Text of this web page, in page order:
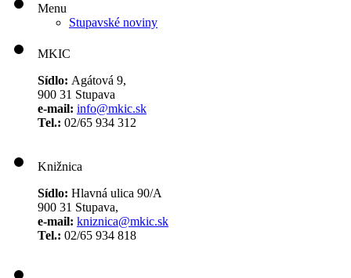
Menu
Stupavské noviny
MKIC
Sídlo: Agátová 9,
900 31 Stupava
e-mail: info@mkic.sk
Tel.: 02/65 934 312
Knižnica
Sídlo: Hlavná ulica 90/A
900 31 Stupava,
e-mail: kniznica@mkic.sk
Tel.: 02/65 934 818